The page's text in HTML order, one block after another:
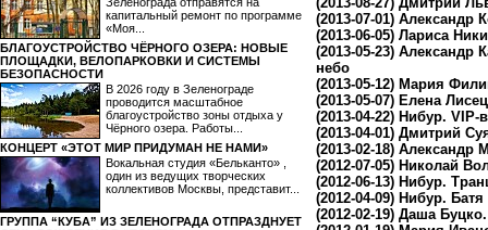
капитальный ремонт по программе
«Моя...
БЛАГОУСТРОЙСТВО ЧЁРНОГО ОЗЕРА: НОВЫЕ
ПЛОЩАДКИ, ВЕЛОПАРКОВКИ И СИСТЕМЫ
БЕЗОПАСНОСТИ
В 2026 году в Зеленограде
проводится масштабное
благоустройство зоны отдыха у
Чёрного озера. Работы...
КОНЦЕРТ «ЭТОТ МИР ПРИДУМАН НЕ НАМИ»
Вокальная студия «Бельканто» ,
один из ведущих творческих
коллективов Москвы, представит...
ГРУППА “КУБА” ИЗ ЗЕЛЕНОГРАДА ОТПРАЗДНУЕТ
(2013-07-01) Александр
(2013-06-05) Лариса
(2013-05-23) Александр
небо
(2013-05-12) Мария
(2013-05-07) Елена
(2013-04-22) Нибур. VIP-
(2013-04-01) Дмитрий
(2013-02-18) Александр
(2012-07-05) Николай
(2012-06-13) Нибур.
(2012-04-09) Нибур. Батя
(2012-02-19) Даша